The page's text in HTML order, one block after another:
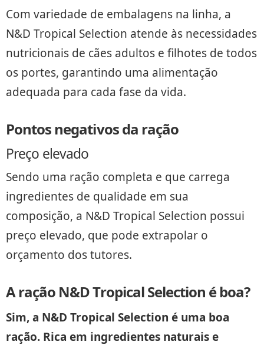
Com variedade de embalagens na linha, a
N&D Tropical Selection atende às necessidades
nutricionais de cães adultos e filhotes de todos
os portes, garantindo uma alimentação
adequada para cada fase da vida.
Pontos negativos da ração
Preço elevado
Sendo uma ração completa e que carrega
ingredientes de qualidade em sua
composição, a N&D Tropical Selection possui
preço elevado, que pode extrapolar o
orçamento dos tutores.
A ração N&D Tropical Selection é boa?
Sim, a N&D Tropical Selection é uma boa
ração. Rica em ingredientes naturais e